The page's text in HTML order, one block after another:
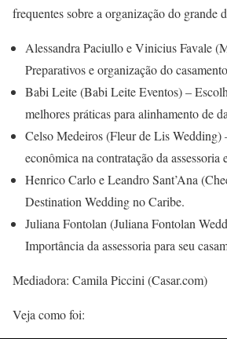
frequentes sobre a organização do grande
Alessandra Paciullo e Vinicius Favale
Preparativos e organização do
Babi Leite (Babi Leite Eventos) –
melhores práticas para alinhamento de
Celso Medeiros (Fleur de Lis Wedding)
econômica na contratação da assessoria
Henrico Carlo e Leandro Sant’Ana
Destination Wedding no Caribe.
Juliana Fontolan (Juliana Fontolan
Importância da assessoria para seu
Mediadora: Camila Piccini (Casar.com)
Veja como foi: